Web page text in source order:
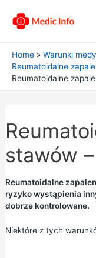
Home
Warunki
Reumatoidalne
Reumatoidalne
stawów
Reumatoidalne
ryzyko wystąpienia
dobrze kontrolowane.
Niektóre z tych